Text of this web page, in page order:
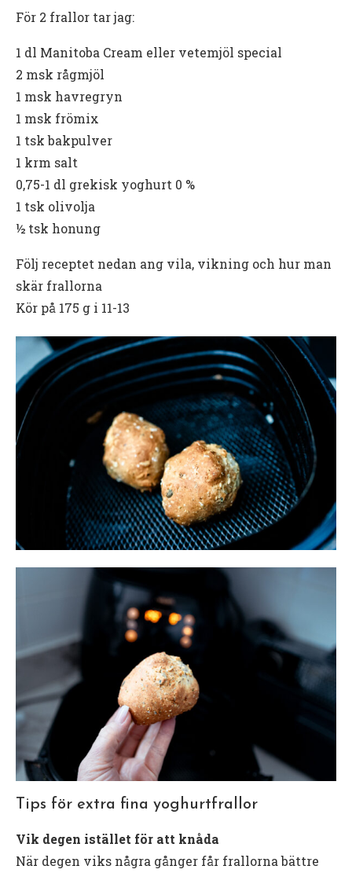
För 2 frallor tar jag:
1 dl Manitoba Cream eller vetemjöl special
2 msk rågmjöl
1 msk havregryn
1 msk frömix
1 tsk bakpulver
1 krm salt
0,75-1 dl grekisk yoghurt 0 %
1 tsk olivolja
½ tsk honung
Följ receptet nedan ang vila, vikning och hur man
skär frallorna
Kör på 175 g i 11-13
Tips för extra fina yoghurtfrallor
Vik degen istället för att knåda
När degen viks några gånger får frallorna bättre